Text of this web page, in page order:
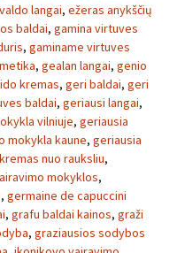
langai, ežeras anykščių
baldai, gamina virtuves
, gaminame virtuves
, gealan langai, genio
kremas, geri baldai, geri
baldai, geriausi langai,
vilniuje, geriausia
mokykla kaune, geriausia
nuo rauksliu,
mokyklos,
, germaine de capuccini
, grafu baldai kainos, graži
, graziausios sodybos